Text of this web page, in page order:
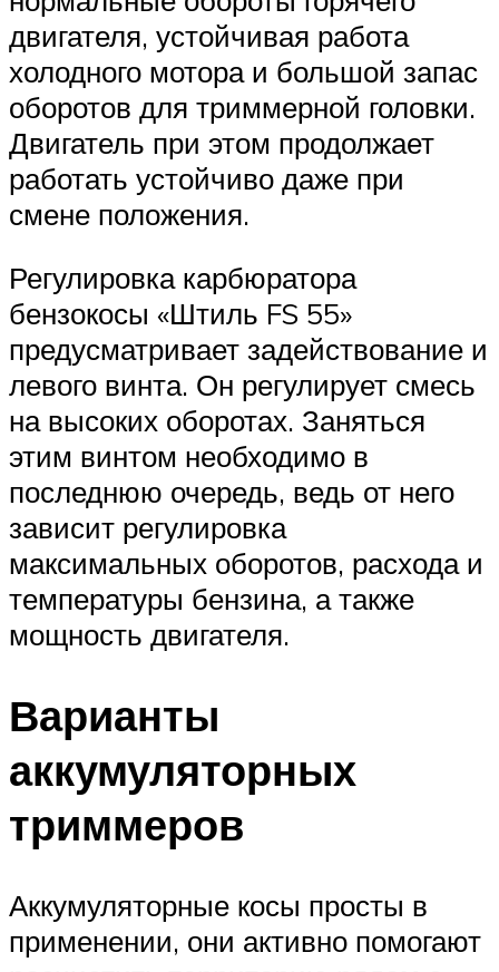
двигателя, устойчивая работа
холодного мотора и большой запас
оборотов для триммерной головки.
Двигатель при этом продолжает
работать устойчиво даже при
смене положения.
Регулировка карбюратора
бензокосы «Штиль FS 55»
предусматривает задействование и
левого винта. Он регулирует смесь
на высоких оборотах. Заняться
этим винтом необходимо в
последнюю очередь, ведь от него
зависит регулировка
максимальных оборотов, расхода и
температуры бензина, а также
мощность двигателя.
Варианты
аккумуляторных
триммеров
Аккумуляторные косы просты в
применении, они активно помогают